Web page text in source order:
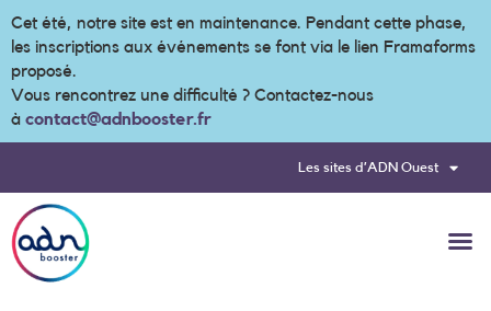
Cet été, notre site est en maintenance. Pendant cette phase,
les inscriptions aux événements se font via le lien Framaforms
proposé.
Vous rencontrez une difficulté ? Contactez-nous
à contact@adnbooster.fr
Les sites d’ADN Ouest